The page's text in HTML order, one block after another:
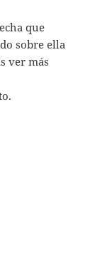
que
sobre ella
ver más